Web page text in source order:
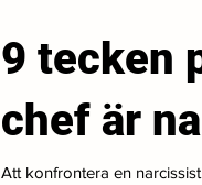
9 tecken
chef är
Att konfrontera en